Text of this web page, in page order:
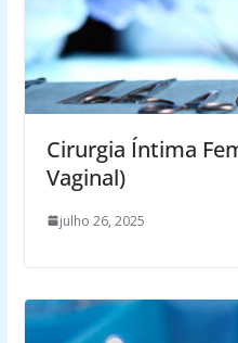
Cirurgia Íntima
Vaginal)
julho 26, 2025